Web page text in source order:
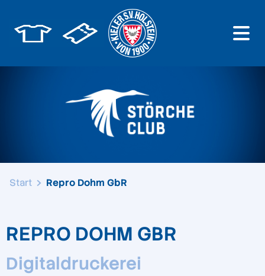
Start Repro Dohm GbR
REPRO DOHM GBR
Digitaldruckerei